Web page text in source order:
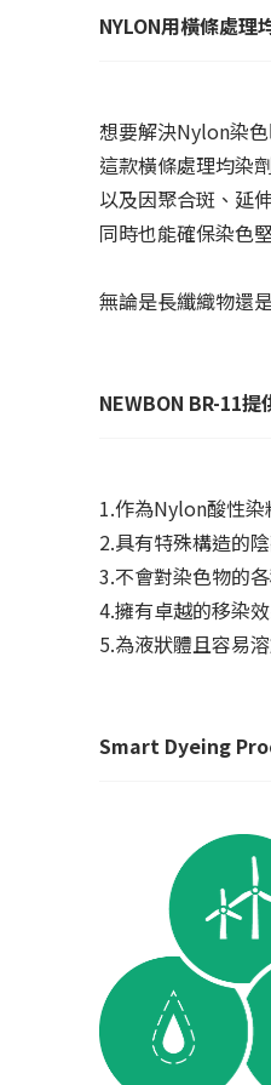
NYLON用橫條處理
想要解決Nylon染
這款橫條處理均染
以及因聚合斑、延
同時也能確保染色
無論是長纖織物還
NEWBON BR-11提
1.作為Nylon酸性染
2.具有特殊構造的
3.不會對染色物的
4.擁有卓越的移染
5.為液狀體且容易
Smart Dyeing